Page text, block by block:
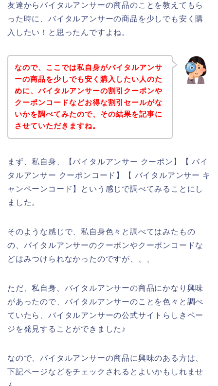
友達からバイタルアンサーの商品のことを教えてもら
った時に、バイタルアンサーの商品を少しでも安く購
入したい！と思ったんですよね。
なので、ここでは私自身がバイタルアンサ
ーの商品を少しでも安く購入したい人のた
めに、バイタルアンサーの割引クーポンや
クーポンコードなどお得な割引セールがな
いかを調べてみたので、その結果を記事に
させていただきますね。
まず、私自身、【バイタルアンサー クーポン】【 バイ
タルアンサー クーポンコード】【 バイタルアンサー キ
ャンペーンコード】という感じで調べてみることにし
ました。
そのような感じで、私自身色々と調べてはみたもの
の、バイタルアンサーのクーポンやクーポンコードな
どはみつけられなかったのですが、、、
ただ、私自身、バイタルアンサーの商品にかなり興味
があったので、バイタルアンサーのことを色々と調べ
ていたら、バイタルアンサーの公式サイトらしきペー
ジを発見することができました♪
なので、バイタルアンサーの商品に興味のある方は、
下記ページなどをチェックされるとよいかもしれませ